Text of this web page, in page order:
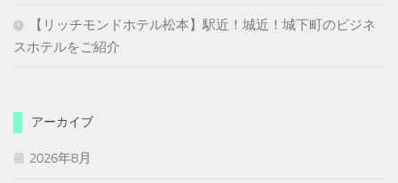
【リッチモンドホテル松本】駅近！城近！城下町のビジネ
スホテルをご紹介
アーカイブ
2026年8月